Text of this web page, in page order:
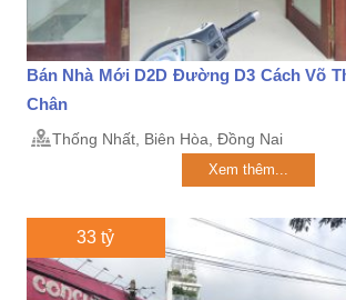
Bán Nhà Mới D2D Đường D3 Cách Võ
Chân
Thống Nhất, Biên Hòa, Đồng Nai
Xem thêm...
33 tỷ